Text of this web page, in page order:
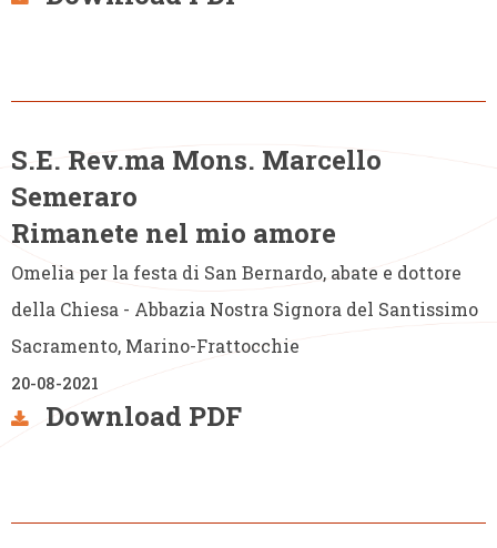
S.E. Rev.ma Mons. Marcello
Semeraro
Rimanete nel mio amore
Omelia per la festa di San Bernardo, abate e dottore
della Chiesa - Abbazia Nostra Signora del Santissimo
Sacramento, Marino-Frattocchie
20-08-2021
Download PDF